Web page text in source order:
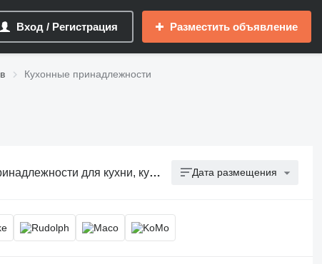
Вход / Регистрация Разместить объявление
Кухонные принадлежности
для кухни, кухонные приборы Дата размещения